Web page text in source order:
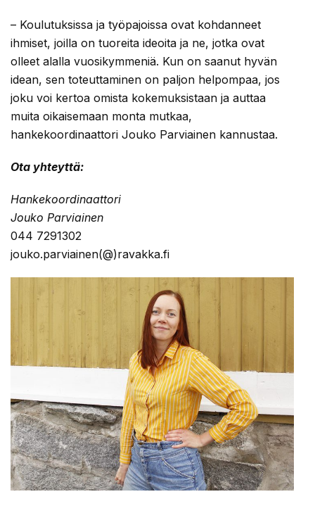
– Koulutuksissa ja työpajoissa ovat kohdanneet
ihmiset, joilla on tuoreita ideoita ja ne, jotka ovat
olleet alalla vuosikymmeniä. Kun on saanut hyvän
idean, sen toteuttaminen on paljon helpompaa, jos
joku voi kertoa omista kokemuksistaan ja auttaa
muita oikaisemaan monta mutkaa,
hankekoordinaattori Jouko Parviainen kannustaa.
Ota yhteyttä:
Hankekoordinaattori
Jouko Parviainen
044 7291302
jouko.parviainen(@)ravakka.fi